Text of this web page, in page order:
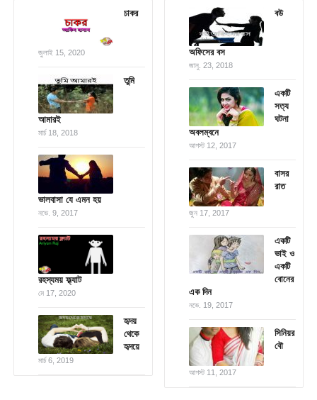
চাকর
জুলাই 15, 2020
তুমি
আমারই
মার্চ 18, 2018
ভালবাসা যে এমন হয়
নভে. 9, 2017
রহস্যময় ফ্ল্যাট
মে 17, 2020
হৃদয়
থেকে
হৃদয়ে
মার্চ 6, 2019
বউ
অফিসের বস
জানু. 23, 2018
একটি
সত্য
ঘটনা
অবলম্বনে
আগস্ট 12, 2017
বাসর
রাত
জুন 17, 2017
একটি
ভাই ও
একটি
বোনের
এক দিন
নভে. 19, 2017
সিনিয়র
বৌ
আগস্ট 11, 2017